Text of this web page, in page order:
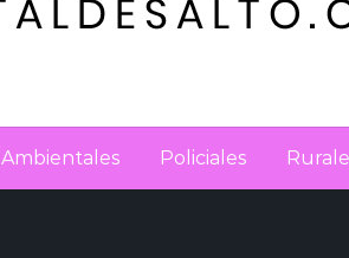
Ambientales Policiales